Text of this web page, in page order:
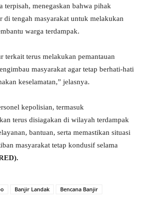
terpisah, menegaskan bahwa pihak
di tengah masyarakat untuk melakukan
warga terdampak.
terkait terus melakukan pemantauan
masyarakat agar tetap berhati-hati
keselamatan,” jelasnya.
kepolisian, termasuk
terus disiagakan di wilayah terdampak
bantuan, serta memastikan situasi
masyarakat tetap kondusif selama
Banjir Landak Bencana Banjir